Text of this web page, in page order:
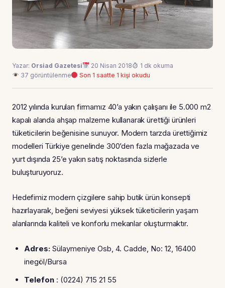
Yazar: Orsiad Gazetesi 20 Nisan 2018
1 dk okuma
37 görüntülenme
Son 1 saatte 1 kişi okudu
2012 yılında kurulan firmamız 40’a yakın çalışanı ile 5.000 m2
kapalı alanda ahşap malzeme kullanarak ürettiği ürünleri
tüketicilerin beğenisine sunuyor. Modern tarzda ürettiğimiz
modelleri Türkiye genelinde 300’den fazla mağazada ve
yurt dışında 25’e yakın satış noktasında sizlerle
buluşturuyoruz.
Hedefimiz modern çizgilere sahip butik ürün konsepti
hazırlayarak, beğeni seviyesi yüksek tüketicilerin yaşam
alanlarında kaliteli ve konforlu mekanlar oluşturmaktır.
Adres: Sülaymeniye Osb, 4. Cadde, No: 12, 16400
inegöl/Bursa
Telefon : (0224) 715 21 55